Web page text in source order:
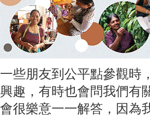
一些朋友到公平點參觀時
興趣，有時也會問我們有
會很樂意一一解答，因為